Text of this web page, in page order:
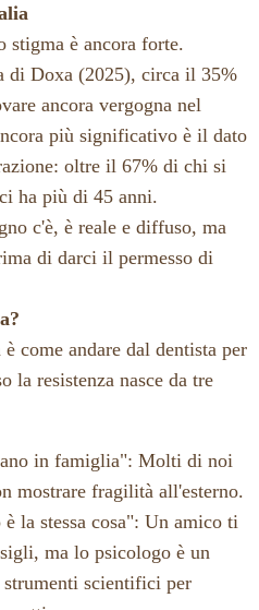
stigma è ancora forte.
di Doxa (2025), circa il 35%
ancora vergogna nel
più significativo è il dato
oltre il 67% di chi si
ha più di 45 anni.
c'è, è reale e diffuso, ma
di darci il permesso di
come andare dal dentista per
la resistenza nasce da tre
in famiglia": Molti di noi
mostrare fragilità all'esterno.
la stessa cosa": Un amico ti
ma lo psicologo è un
strumenti scientifici per